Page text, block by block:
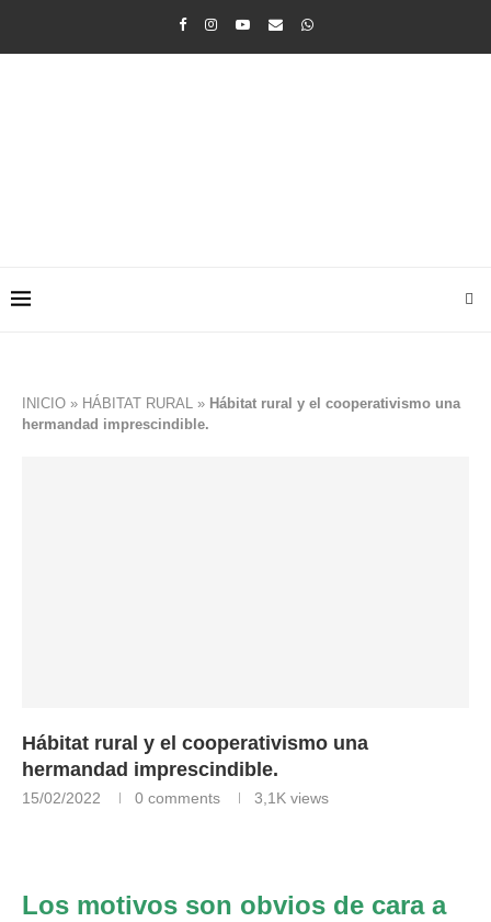
INICIO » HÁBITAT RURAL » Hábitat rural y el cooperativismo una
hermandad imprescindible.
Hábitat rural y el cooperativismo una
hermandad imprescindible.
15/02/2022 0 comments 3,1K views
Los motivos son obvios de cara a